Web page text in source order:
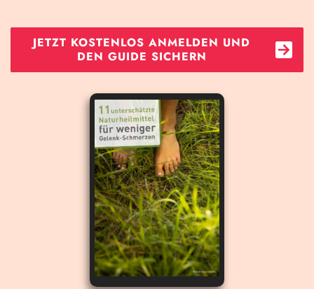
JETZT KOSTENLOS ANMELDEN UND
DEN GUIDE SICHERN